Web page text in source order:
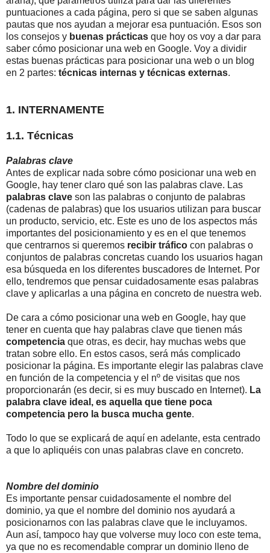
puntuaciones a cada página, pero si que se saben algunas
pautas que nos ayudan a mejorar esa puntuación. Esos son
los consejos y buenas prácticas que hoy os voy a dar para
saber cómo posicionar una web en Google. Voy a dividir
estas buenas prácticas para posicionar una web o un blog
en 2 partes: técnicas internas y técnicas externas.
1. INTERNAMENTE
1.1. Técnicas
Palabras clave
Antes de explicar nada sobre cómo posicionar una web en
Google, hay tener claro qué son las palabras clave. Las
palabras clave son las palabras o conjunto de palabras
(cadenas de palabras) que los usuarios utilizan para buscar
un producto, servicio, etc. Este es uno de los aspectos más
importantes del posicionamiento y es en el que tenemos
que centrarnos si queremos recibir tráfico con palabras o
conjuntos de palabras concretas cuando los usuarios hagan
esa búsqueda en los diferentes buscadores de Internet. Por
ello, tendremos que pensar cuidadosamente esas palabras
clave y aplicarlas a una página en concreto de nuestra web.
De cara a cómo posicionar una web en Google, hay que
tener en cuenta que hay palabras clave que tienen más
competencia que otras, es decir, hay muchas webs que
tratan sobre ello. En estos casos, será más complicado
posicionar la página. Es importante elegir las palabras clave
en función de la competencia y el nº de visitas que nos
proporcionarán (es decir, si es muy buscado en Internet). La
palabra clave ideal, es aquella que tiene poca
competencia pero la busca mucha gente.
Todo lo que se explicará de aquí en adelante, esta centrado
a que lo apliquéis con unas palabras clave en concreto.
Nombre del dominio
Es importante pensar cuidadosamente el nombre del
dominio, ya que el nombre del dominio nos ayudará a
posicionarnos con las palabras clave que le incluyamos.
Aun así, tampoco hay que volverse muy loco con este tema,
ya que no es recomendable comprar un dominio lleno de